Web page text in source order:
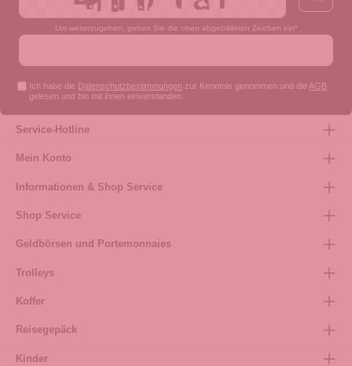
Um weiterzugehen, geben Sie die oben abgebildeten Zeichen ein*
Ich habe die Datenschutzbestimmungen zur Kenntnis genommen und die AGB
gelesen und bin mit ihnen einverstanden.
Service-Hotline
Mein Konto
Informationen & Shop Service
Shop Service
Geldbörsen und Portemonnaies
Trolleys
Koffer
Reisegepäck
Kinder